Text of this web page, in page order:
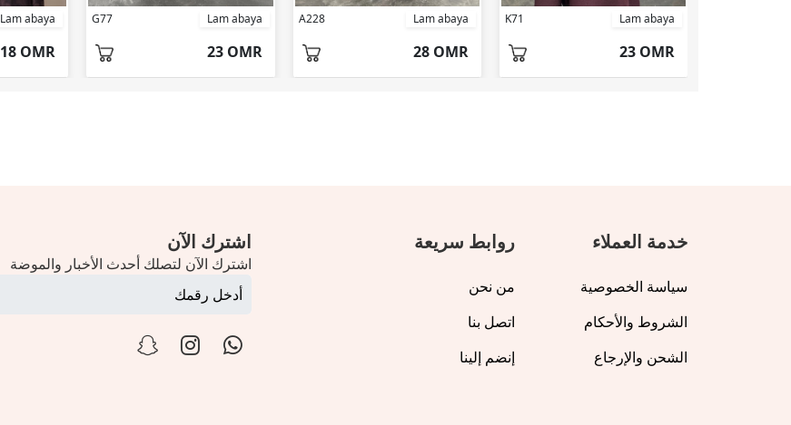
Lam abaya
K71
23 OMR
Lam abaya
A228
28 OMR
Lam abaya
G77
23 OMR
Lam abaya
18 OMR
خدمة العملاء
سياسة الخصوصية
الشروط والأحكام
الشحن والإرجاع
روابط سريعة
من نحن
اتصل بنا
إنضم إلينا
اشترك الآن
اشترك الآن لتصلك أحدث الأخبار والموضة